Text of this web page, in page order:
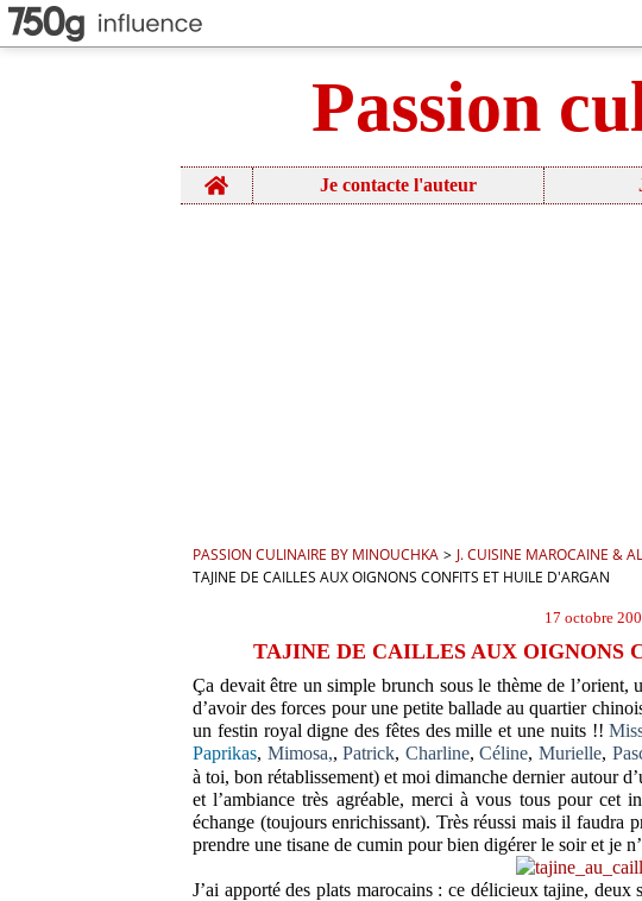
Passion
Home Je contacte l'auteur
PASSION CULINAIRE BY MINOUCHKA > J. CUISINE MAROCAINE &
TAJINE DE CAILLES AUX OIGNONS CONFITS ET HUILE D'ARGAN
17 octobre
TAJINE DE CAILLES AUX OIGNONS
Ça devait être un simple brunch sous le thème de l’orient,
d’avoir des forces pour une petite ballade au quartier
un festin royal digne des fêtes des mille et une nuits !!
Paprikas, Mimosa,,Patrick, Charline,Céline,Murielle,
à toi, bon rétablissement) et moi dimanche dernier autour
et l’ambiance très agréable, merci à vous tous pour cet
échange (toujours enrichissant). Très réussi mais il faudra
prendre une tisane de cumin pour bien digérer le soir et je
J’ai apporté des plats marocains : ce délicieux tajine, deux